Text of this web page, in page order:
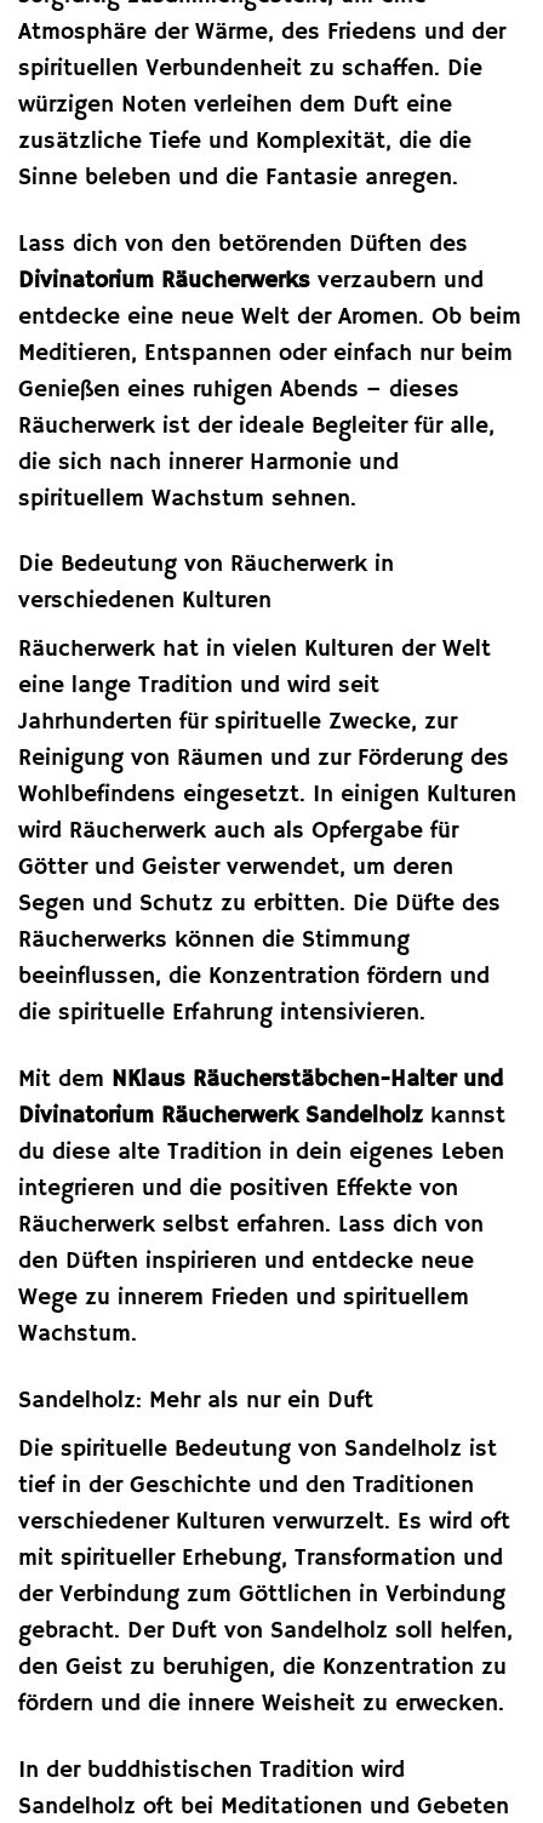
Atmosphäre der Wärme, des Friedens und der
spirituellen Verbundenheit zu schaffen. Die
würzigen Noten verleihen dem Duft eine
zusätzliche Tiefe und Komplexität, die die
Sinne beleben und die Fantasie anregen.
Lass dich von den betörenden Düften des
Divinatorium Räucherwerks verzaubern und
entdecke eine neue Welt der Aromen. Ob beim
Meditieren, Entspannen oder einfach nur beim
Genießen eines ruhigen Abends – dieses
Räucherwerk ist der ideale Begleiter für alle,
die sich nach innerer Harmonie und
spirituellem Wachstum sehnen.
Die Bedeutung von Räucherwerk in
verschiedenen Kulturen
Räucherwerk hat in vielen Kulturen der Welt
eine lange Tradition und wird seit
Jahrhunderten für spirituelle Zwecke, zur
Reinigung von Räumen und zur Förderung des
Wohlbefindens eingesetzt. In einigen Kulturen
wird Räucherwerk auch als Opfergabe für
Götter und Geister verwendet, um deren
Segen und Schutz zu erbitten. Die Düfte des
Räucherwerks können die Stimmung
beeinflussen, die Konzentration fördern und
die spirituelle Erfahrung intensivieren.
Mit dem NKlaus Räucherstäbchen-Halter und
Divinatorium Räucherwerk Sandelholz kannst
du diese alte Tradition in dein eigenes Leben
integrieren und die positiven Effekte von
Räucherwerk selbst erfahren. Lass dich von
den Düften inspirieren und entdecke neue
Wege zu innerem Frieden und spirituellem
Wachstum.
Sandelholz: Mehr als nur ein Duft
Die spirituelle Bedeutung von Sandelholz ist
tief in der Geschichte und den Traditionen
verschiedener Kulturen verwurzelt. Es wird oft
mit spiritueller Erhebung, Transformation und
der Verbindung zum Göttlichen in Verbindung
gebracht. Der Duft von Sandelholz soll helfen,
den Geist zu beruhigen, die Konzentration zu
fördern und die innere Weisheit zu erwecken.
In der buddhistischen Tradition wird
Sandelholz oft bei Meditationen und Gebeten